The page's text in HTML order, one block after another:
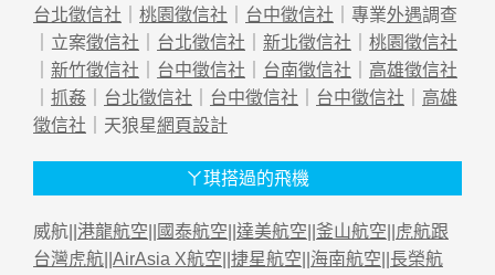
台北徵信社
桃園徵信社 台中徵信社 ｜專業外遇調查
｜立案徵信社 台北徵信社 新北徵信社
桃園徵信社
新竹徵信社 台中徵信社 台南徵信社
高雄徵信社
抓姦 台北徵信社 台中徵信社 台中徵信社
高雄
徵信社 ｜天狼星網頁設計
ㄚ琪搭過的飛機
威航|| 港龍航空 國泰航空 達美航空 釜山航空
虎航跟
台灣虎航 AirAsia X航空 捷星航空 海南航空 長榮航